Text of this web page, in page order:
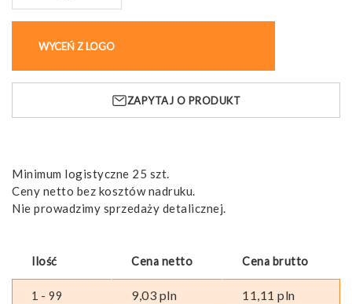
Landscape
Sub,
aluminiowa
WYCEŃ Z LOGO
ZAPYTAJ O PRODUKT
Minimum logistyczne 25 szt.
Ceny netto bez kosztów nadruku.
Nie prowadzimy sprzedaży detalicznej.
Ilość Cena netto Cena brutto
1 - 99 9,03 pln 11,11 pln